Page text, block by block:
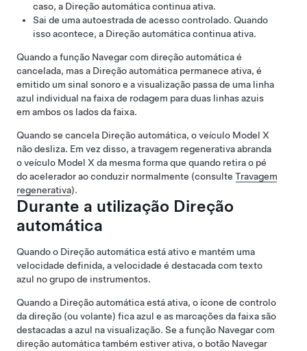
caso, a Direção automáticacontinua ativa.
Sai de uma autoestrada de acesso controlado. Quando
isso acontece, a Direção automáticacontinua ativa.
Quando a função Navegar com direção automáticaé
cancelada, mas a Direção automática permanece ativa, é
emitido um sinal sonoro e a visualização passa de uma linha
azul individual na faixa de rodagem para duas linhas azuis
em ambos os lados da faixa.
Quando se cancela Direção automática, o veículo Model X
não desliza. Em vez disso, a travagem regenerativa abranda
o veículo Model X da mesma forma que quando retira o pé
do acelerador ao conduzir normalmente (consulte Travagem
regenerativa).
Durante a utilização Direção
automática
Quando o Direção automáticaestá ativo e mantém uma
velocidade definida, a velocidade é destacada com texto
azul nogrupo de instrumentos.
Quando a Direção automáticaestá ativa, o ícone de controlo
da direção (ou volante) fica azul e as marcações da faixa são
destacadas a azul na visualização. Se a função Navegar com
direção automáticatambém estiver ativa, o botão Navegar